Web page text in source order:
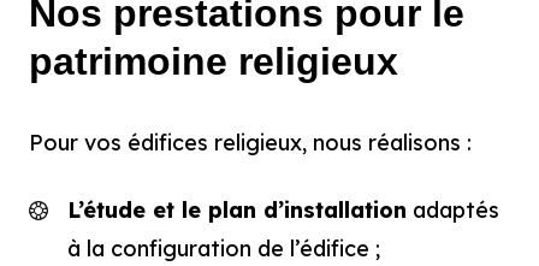
Nos prestations pour le
patrimoine religieux
Pour vos édifices religieux, nous réalisons :
L’étude et le plan d’installation adaptés
à la configuration de l’édifice ;